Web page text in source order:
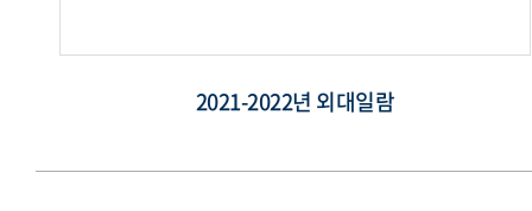
2021-2022년 외대일람